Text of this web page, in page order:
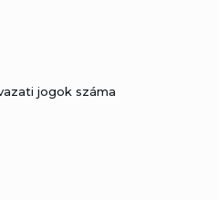
jogok száma